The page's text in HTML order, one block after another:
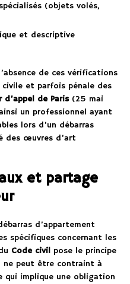
(objets volés,
et descriptive
de ces vérifications
et parfois pénale des
d’appel de Paris(25 mai
un professionnel ayant
lors d’un débarras
des œuvres d’art
et partage
d’appartement
spécifiques concernant les
Code civil pose le principe
ne peut être contraint à
qui implique une obligation